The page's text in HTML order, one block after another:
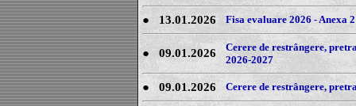
● 13.01.2026 Fisa evaluare 2026 - Anexa 2
● 09.01.2026
Cerere de restrângere,
2026-2027
● 09.01.2026 Cerere de restrângere,